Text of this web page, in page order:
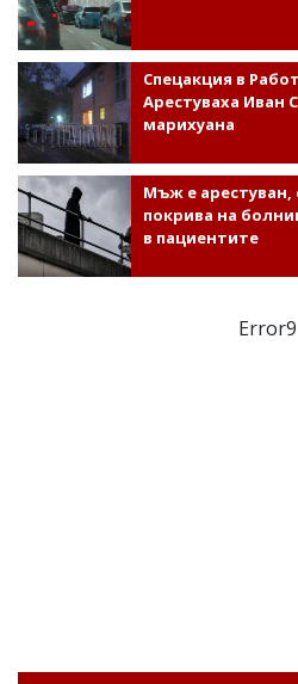
Спецакция в
Арестуваха Иван
марихуана
Мъж е арестуван,
покрива на
в пациентите
Error9